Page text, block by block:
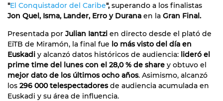
"El Conquistador del Caribe", superando a los finalistas
Jon Quel, Isma, Lander, Erro y Durana en la Gran Final.
Presentada por Julian Iantzi en directo desde el plató de
EiTB de Miramón, la final fue lo más visto del día en
Euskadi y alcanzó datos históricos de audiencia: lideró el
prime time del lunes con el 28,0 % de share y obtuvo el
mejor dato de los últimos ocho años. Asimismo, alcanzó
los 296 000 telespectadoresde audiencia acumulada en
Euskadi y su área de influencia.